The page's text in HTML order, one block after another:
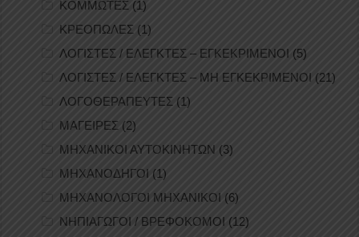
ΚΟΜΜΩΤΕΣ (1)
ΚΡΕΟΠΩΛΕΣ (1)
ΛΟΓΙΣΤΕΣ / ΕΛΕΓΚΤΕΣ – ΕΓΚΕΚΡΙΜΕΝΟΙ (5)
ΛΟΓΙΣΤΕΣ / ΕΛΕΓΚΤΕΣ – ΜΗ ΕΓΚΕΚΡΙΜΕΝΟΙ (21)
ΛΟΓΟΘΕΡΑΠΕΥΤΕΣ (1)
ΜΑΓΕΙΡΕΣ (2)
ΜΗΧΑΝΙΚΟΙ ΑΥΤΟΚΙΝΗΤΩΝ (3)
ΜΗΧΑΝΟΔΗΓΟΙ (1)
ΜΗΧΑΝΟΛΟΓΟΙ ΜΗΧΑΝΙΚΟΙ (6)
ΝΗΠΙΑΓΩΓΟΙ / ΒΡΕΦΟΚΟΜΟΙ (12)